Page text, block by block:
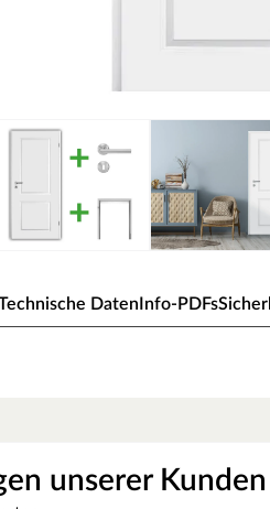
DatenInfo-PDFs
ist im Weißton RAL 9010
unserer Kunden